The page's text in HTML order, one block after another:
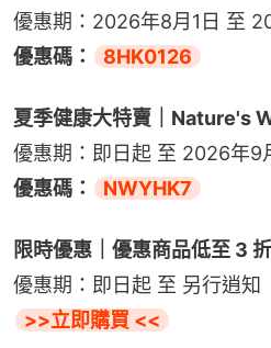
優惠期：2026年8月1日 至
優惠碼：
8HK0126
夏季健康大特賣｜​Nature's
優惠期：即日起 至 2026年9
優惠碼：
NWYHK7
限時優惠｜優惠商品低至 3 折
優惠期：即日起 至 另行逍知
>>立即購買 <<